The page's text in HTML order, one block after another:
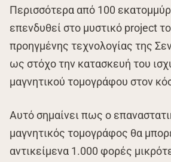
Περισσότερα από 100
επενδυθεί στο μυστικό project
προηγμένης τεχνολογίας της
ως στόχο την κατασκευή του
μαγνητικού τομογράφου στον
Αυτό σημαίνει πως ο
μαγνητικός τομογράφος θα
αντικείμενα 1.000 φορές